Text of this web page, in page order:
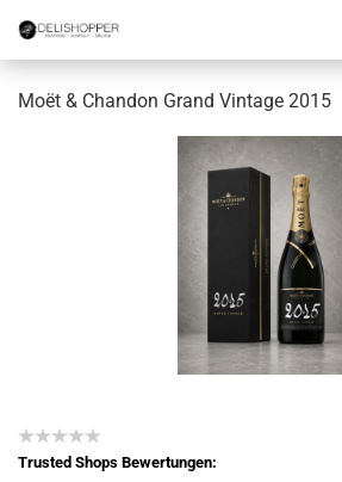
Moët & Chandon Grand Vintage 2015
Trusted Shops Bewertungen: